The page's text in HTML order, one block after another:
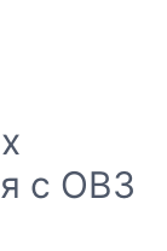
с ОВЗ